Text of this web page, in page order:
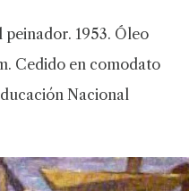
1953. Óleo
Cedido en comodato
Nacional